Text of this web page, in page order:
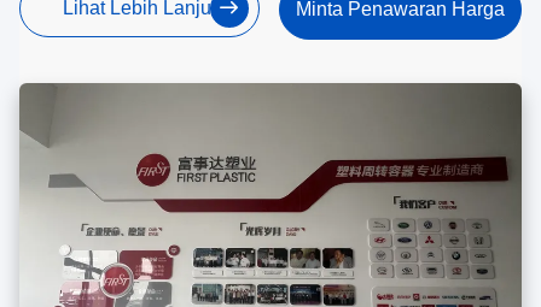
Lihat Lebih Lanjut Minta Penawaran Harga